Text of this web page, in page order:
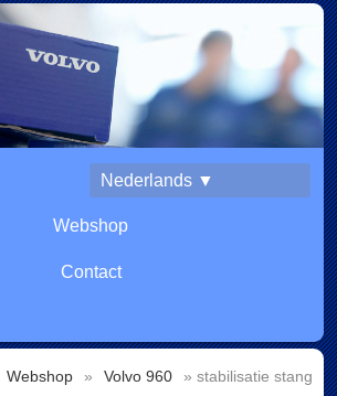
Nederlands ▼
Webshop
Contact
Webshop » Volvo 960 » stabilisatie stang